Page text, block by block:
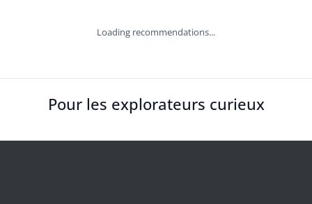
Loading recommendations...
Pour les explorateurs curieux